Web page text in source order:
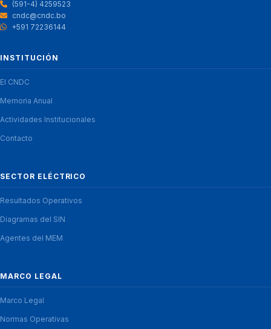
(591-4) 4259523
cndc@cndc.bo
+591 72236144
INSTITUCIÓN
El CNDC
Memoria Anual
Actividades Institucionales
Contacto
SECTOR ELÉCTRICO
Resultados Operativos
Diagramas del SIN
Agentes del MEM
MARCO LEGAL
Marco Legal
Normas Operativas